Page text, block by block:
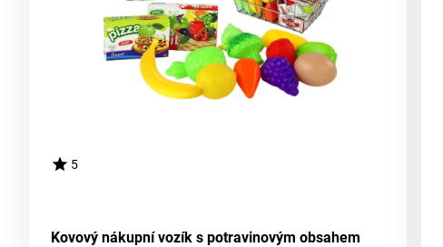
5
Kovový nákupní vozík s potravinovým obsahem